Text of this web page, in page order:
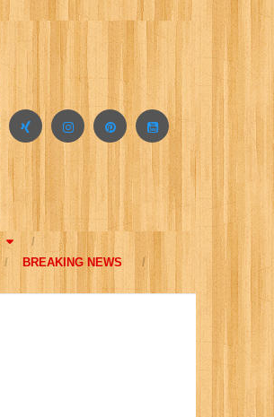
BREAKING NEWS